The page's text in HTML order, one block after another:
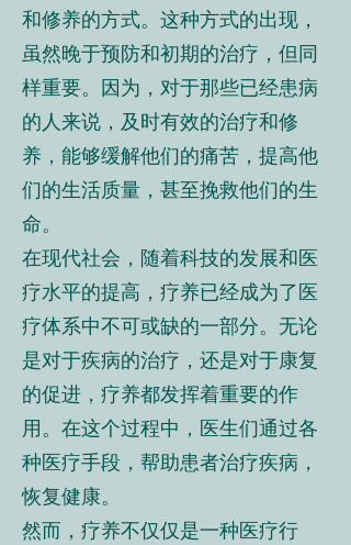
和修养的方式。这种方式的出现，
虽然晚于预防和初期的治疗，但同
样重要。因为，对于那些已经患病
的人来说，及时有效的治疗和修
养，能够缓解他们的痛苦，提高他
们的生活质量，甚至挽救他们的生
命。
在现代社会，随着科技的发展和医
疗水平的提高，疗养已经成为了医
疗体系中不可或缺的一部分。无论
是对于疾病的治疗，还是对于康复
的促进，疗养都发挥着重要的作
用。在这个过程中，医生们通过各
种医疗手段，帮助患者治疗疾病，
恢复健康。
然而，疗养不仅仅是一种医疗行